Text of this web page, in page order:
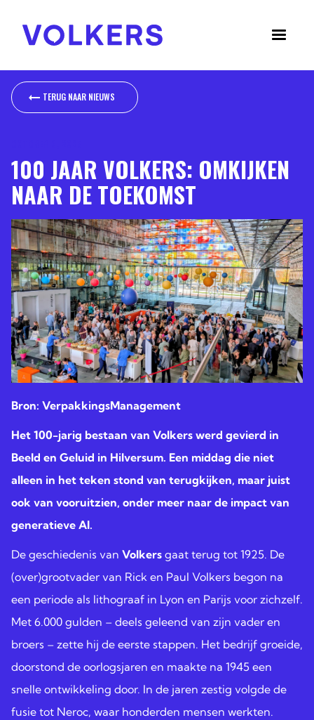
TERUG NAAR NIEUWS
100 JAAR VOLKERS: OMKIJKEN
NAAR DE TOEKOMST
Bron: VerpakkingsManagement
Het 100-jarig bestaan van Volkers werd gevierd in
Beeld en Geluid in Hilversum. Een middag die niet
alleen in het teken stond van terugkijken, maar juist
ook van vooruitzien, onder meer naar de impact van
generatieve AI.
De geschiedenis van Volkers gaat terug tot 1925. De
(over)grootvader van Rick en Paul Volkers begon na
een periode als lithograaf in Lyon en Parijs voor zichzelf.
Met 6.000 gulden – deels geleend van zijn vader en
broers – zette hij de eerste stappen. Het bedrijf groeide,
doorstond de oorlogsjaren en maakte na 1945 een
snelle ontwikkeling door. In de jaren zestig volgde de
fusie tot Neroc, waar honderden mensen werkten.